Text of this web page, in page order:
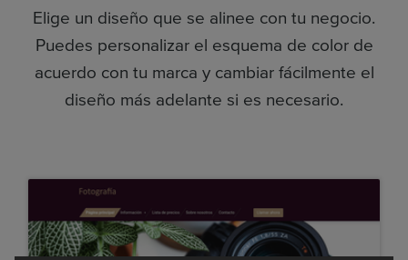
Elige un diseño que se alinee con tu negocio.
Puedes personalizar el esquema de color de
acuerdo con tu marca y cambiar fácilmente el
diseño más adelante si es necesario.